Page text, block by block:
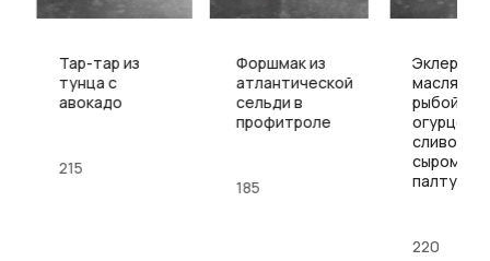
Тар-тар из
тунца с
авокадо
215
Форшмак из
атлантической
сельди в
профитроле
185
Эклер с
масляной
рыбой,
огурцом,
сыром и
палтуса
220